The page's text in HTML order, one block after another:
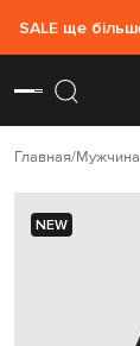
SALE ще
Главная
NEW